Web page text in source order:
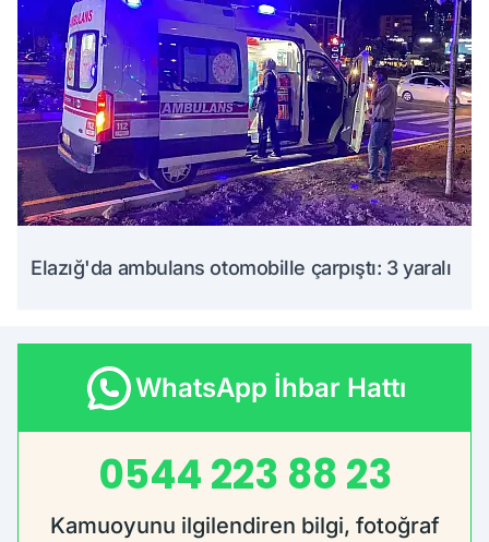
Elazığ'da ambulans otomobille çarpıştı: 3 yaralı
WhatsApp İhbar Hattı
0544 223 88 23
Kamuoyunu ilgilendiren bilgi, fotoğraf